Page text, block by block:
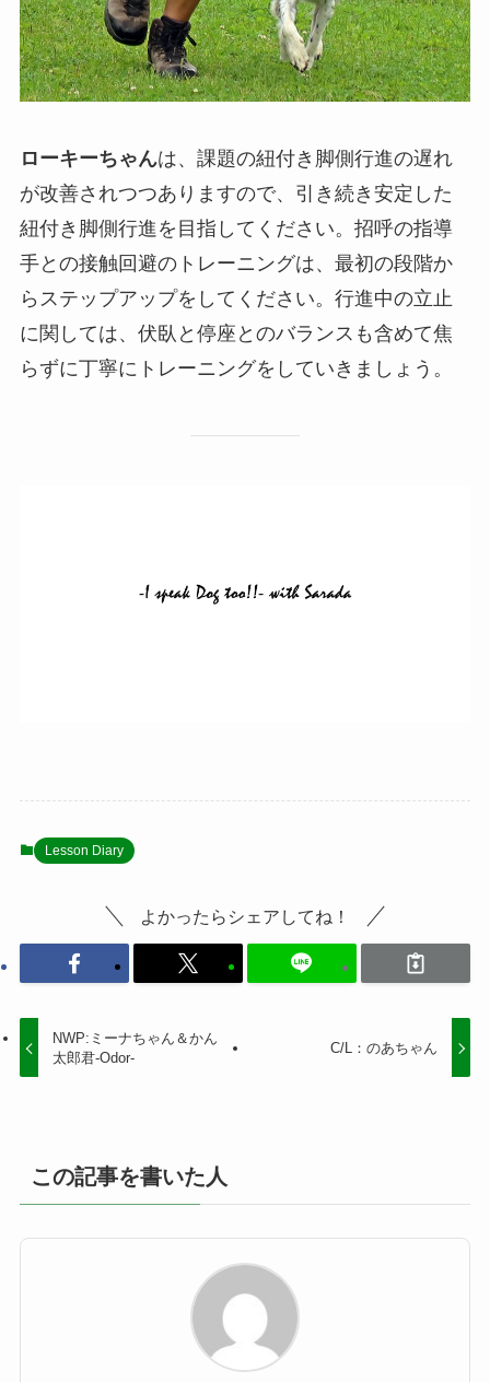
ローキーちゃんは、課題の紐付き脚側行進の遅れ
が改善されつつありますので、引き続き安定した
紐付き脚側行進を目指してください。招呼の指導
手との接触回避のトレーニングは、最初の段階か
らステップアップをしてください。行進中の立止
に関しては、伏臥と停座とのバランスも含めて焦
らずに丁寧にトレーニングをしていきましょう。
Lesson Diary
よかったらシェアしてね！
NWP:ミーナちゃん＆かん
太郎君-Odor-
C/L：のあちゃん
この記事を書いた人